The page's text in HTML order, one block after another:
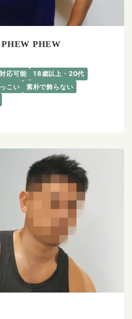
PHEW
応可能
18歳以上・20代
こい
素朴で飾らない